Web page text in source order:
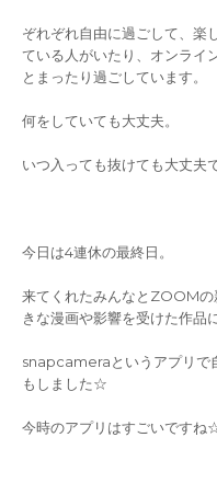
ぞれぞれ自由に過ごして、楽
ている人がいたり、オンライ
とまったり過ごしています。
何をしていても大丈夫。
いつ入っても抜けても大丈夫で
今日は4連休の最終日。
来てくれたみんなとZOOM
きな漫画や影響を受けた作品
snapcameraというアプリで
もしました☆
今時のアプリはすごいですね